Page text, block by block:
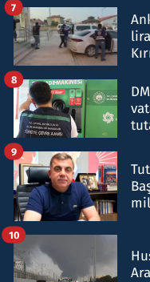
7
8
9
10